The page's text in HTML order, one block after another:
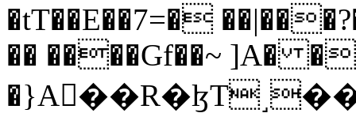
�tT��E��7=�
�� ����Gf��~ ]A�